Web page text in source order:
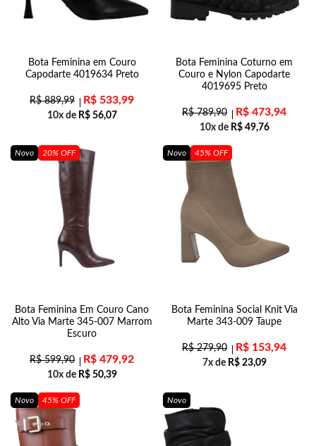
Bota Feminina em Couro
Capodarte 4019634 Preto
R$889,99 R$ 533,99
10x de R$56,07
Bota Feminina Coturno em
Couro e Nylon Capodarte
4019695 Preto
R$789,90 R$ 473,94
10x de R$49,76
Novo 20% OFF
Bota Feminina Em Couro Cano
Alto Via Marte 345-007 Marrom
Escuro
R$599,90 R$ 479,92
10x de R$50,39
Novo 45% OFF
Bota Feminina Social Knit Via
Marte 343-009 Taupe
R$279,90 R$ 153,94
7x de R$23,09
Novo 45% OFF Novo